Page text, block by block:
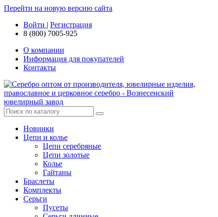
Перейти на новую версию сайта
Войти | Регистрация
8 (800) 7005-925
О компании
Информация для покупателей
Контакты
Новинки
Цепи и колье
Цепи серебряные
Цепи золотые
Колье
Гайтаны
Браслеты
Комплекты
Серьги
Пусеты